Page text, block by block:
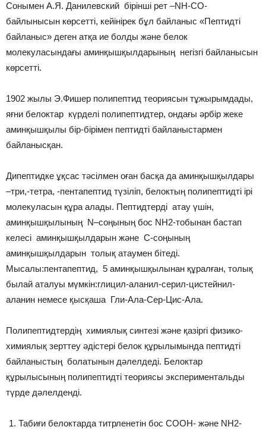
Сонымен А.Я. Данилевский бірінші рет –NH-CO-
байлынысын көрсетті, кейінірек бұл байланыс «Пептидті
байланыс» деген атқа ие болды және белок
молекуласындағы аминқышқылдарының негізгі байланысын
көрсетті.
1902 жылы Э.Фишер полипептид теориясын тұжырымдады,
яғни белоктар күрделі полипептидтер, ондағы әрбір жеке
аминқышқылы бір-бірімен пептидті байланыстармен
байланысқан.
Дипептидке ұқсас тәсілмен оған басқа да аминқышқылдары
–три,-тетра, -пентапептид түзіліп, белоктың полипептидті ірі
молекуласын құра алады. Пептидтерді атау үшін,
аминқышқылының N–соңының бос NH2-тобынан бастап
келесі аминқышқылдарын және C-соңының
аминқышқылдарын толық атаумен бітеді.
Мысалы:пентапептид, 5 аминқышқылынан құралған, толық
былай аталуы мүмкін:глицил-аланил-серил-цистейнил-
аланин немесе қысқаша Гли-Ала-Сер-Цис-Ала.
Полипептидтердің химиялық синтезі және қазіргі физико-
химиялық зерттеу әдістері белок құрылымында пептидті
байланыстың болатынын дәлелдеді. Белоктар
құрылысының полипептидті теориясы экспериментальды
түрде дәлелденді.
Табиғи белоктарда титрленетін бос COOH- және NH2-